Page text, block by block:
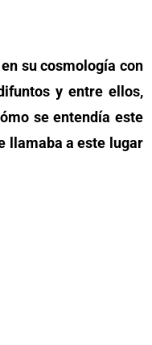
su cosmología con
y entre ellos,
se entendía este
llamaba a este lugar